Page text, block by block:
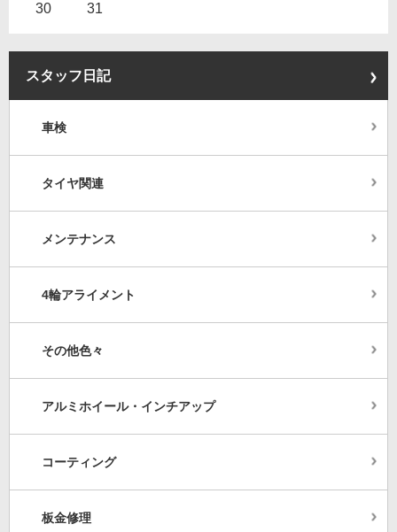
30 31
スタッフ日記
車検
タイヤ関連
メンテナンス
4輪アライメント
その他色々
アルミホイール・インチアップ
コーティング
板金修理